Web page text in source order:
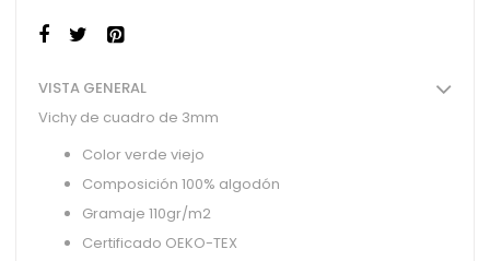
VISTA GENERAL
Vichy de cuadro de 3mm
Color verde viejo
Composición 100% algodón
Gramaje 110gr/m2
Certificado OEKO-TEX